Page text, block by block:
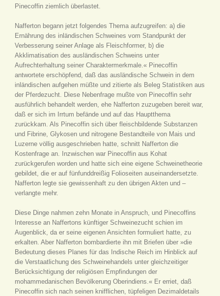
Pinecoffin ziemlich überlastet.
Nafferton begann jetzt folgendes Thema aufzugreifen: a) die
Ernährung des inländischen Schweines vom Standpunkt der
Verbesserung seiner Anlage als Fleischformer, b) die
Akklimatisation des ausländischen Schweins unter
Aufrechterhaltung seiner Charaktermerkmale.« Pinecoffin
antwortete erschöpfend, daß das ausländische Schwein in dem
inländischen aufgehen müßte und zitierte als Beleg Statistiken aus
der Pferdezucht. Diese Nebenfrage mußte von Pinecoffin sehr
ausführlich behandelt werden, ehe Nafferton zuzugeben bereit war,
daß er sich im Irrtum befände und auf das Hauptthema
zurückkam. Als Pinecoffin sich über fleischbildende Substanzen
und Fibrine, Glykosen und nitrogene Bestandteile von Mais und
Luzerne völlig ausgeschrieben hatte, schnitt Nafferton die
Kostenfrage an. Inzwischen war Pinecoffin aus Kohat
zurückgerufen worden und hatte sich eine eigene Schweinetheorie
gebildet, die er auf fünfunddreißig Folioseiten auseinandersetzte.
Nafferton legte sie gewissenhaft zu den übrigen Akten und –
verlangte mehr.
Diese Dinge nahmen zehn Monate in Anspruch, und Pinecoffins
Interesse an Naffertons künftiger Schweinezucht schien im
Augenblick, da er seine eigenen Ansichten formuliert hatte, zu
erkalten. Aber Nafferton bombardierte ihn mit Briefen über »die
Bedeutung dieses Planes für das Indische Reich im Hinblick auf
die Verstaatlichung des Schweinehandels unter gleichzeitiger
Berücksichtigung der religiösen Empfindungen der
mohammedanischen Bevölkerung Oberindiens.« Er erriet, daß
Pinecoffin sich nach seinen knifflichen, tüpfeligen Dezimaldetails